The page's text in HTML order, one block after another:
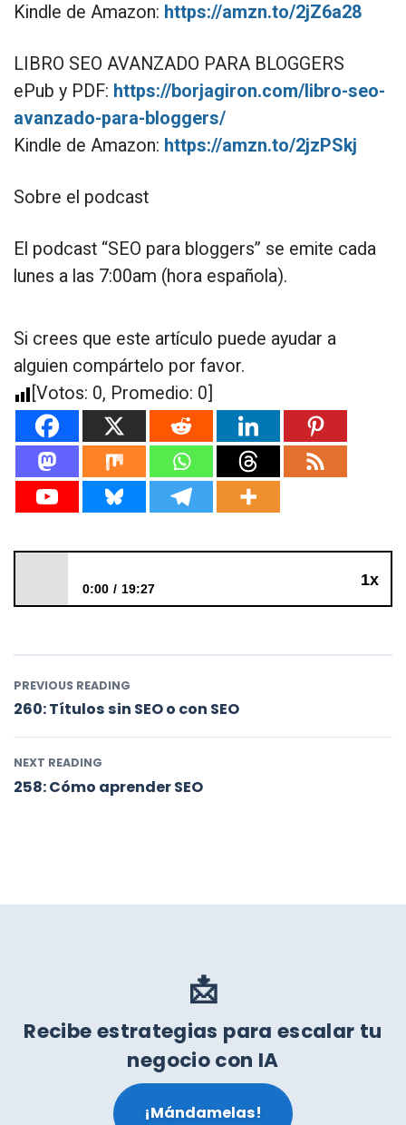
Kindle de Amazon: https://amzn.to/2jZ6a28
LIBRO SEO AVANZADO PARA BLOGGERS
ePub y PDF: https://borjagiron.com/libro-seo-
avanzado-para-bloggers/
Kindle de Amazon: https://amzn.to/2jzPSkj
Sobre el podcast
El podcast “SEO para bloggers” se emite cada
lunes a las 7:00am (hora española).
Si crees que este artículo puede ayudar a
alguien compártelo por favor.
[Votos: 0, Promedio: 0
1x
0:00 19:27
PREVIOUS READING
260: Títulos sin SEO o con SEO
NEXT READING
258: Cómo aprender SEO
📩
Recibe estrategias para escalar tu
negocio con IA
¡Mándamelas!